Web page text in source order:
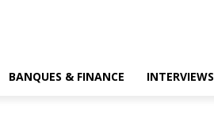
BANQUES & FINANCE INTERVIEWS